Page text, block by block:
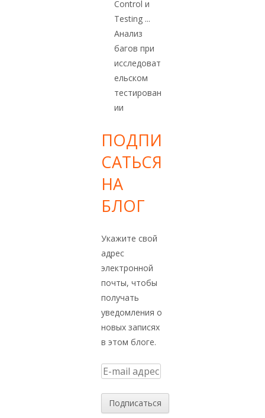
Control и
Testing ...
Анализ
багов при
исследоват
ельском
тестирован
ии
ПОДПИ
САТЬСЯ
НА
БЛОГ
Укажите свой
адрес
электронной
почты, чтобы
получать
уведомления о
новых записях
в этом блоге.
E
a